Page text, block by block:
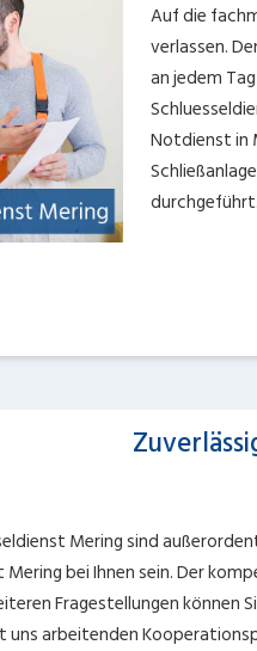
Auf die
verlassen.
an jedem
Notdienst in
durchgeführt.
Mering sind
bei Ihnen sein. Der
Fragestellungen können
uns arbeitenden